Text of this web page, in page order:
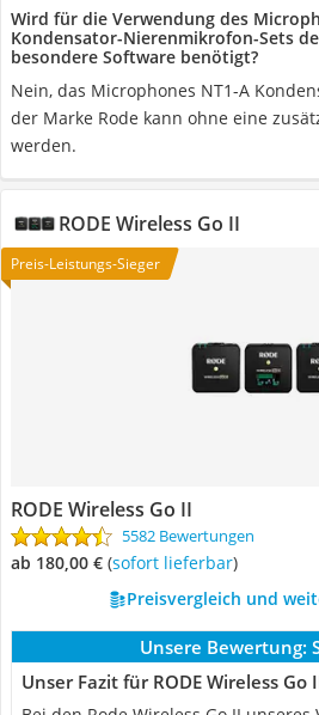
Wird für die Verwendung des
Kondensator-Nierenmikrofon-Sets
besondere Software benötigt?
Nein, das Microphones NT1-A
der Marke Rode kann ohne eine
werden.
RODE Wireless Go II
Preis-Leistungs-Sieger
RODE Wireless Go II
5582 Bewertungen
ab 180,00 € ( Sofort lieferbar)
Preisvergleich und
Unsere Bewertung:
Unser Fazit für RODE Wireless Go